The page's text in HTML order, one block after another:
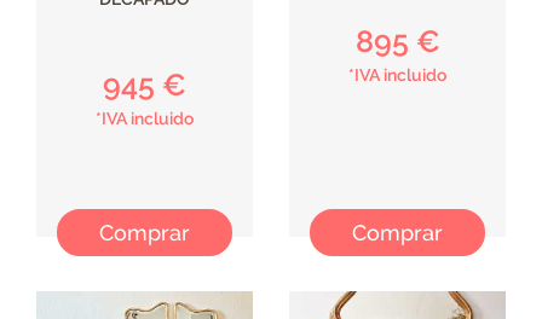
945 €
*IVA incluido
Comprar
895 €
*IVA incluido
Comprar